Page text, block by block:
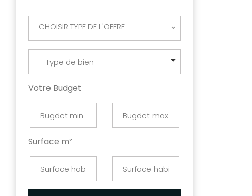
CHOISIR TYPE DE L'OFFRE
Type de bien
Votre Budget
Surface m²